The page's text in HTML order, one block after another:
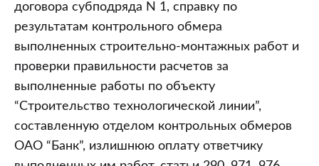
договора субподряда N 1, справку по
результатам контрольного обмера
выполненных строительно-монтажных работ и
проверки правильности расчетов за
выполненные работы по объекту
“Строительство технологической линии”,
составленную отделом контрольных обмеров
ОАО “Банк”, излишнюю оплату ответчику